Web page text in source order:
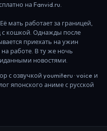
на Fanvid.ru.
мать работает за границей,
с кошкой. Однажды после
приехать на ужин
на работе. В ту же ночь
новостями.
с озвучкой youmiteru · voice и
японского аниме с русской